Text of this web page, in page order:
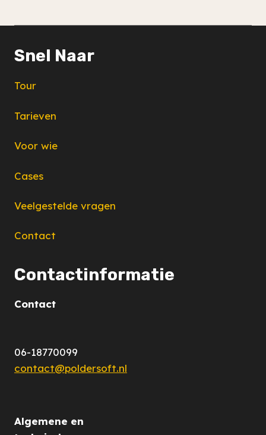
Snel Naar
Tour
Tarieven
Voor wie
Cases
Veelgestelde vragen
Contact
Contactinformatie
Contact
06-18770099
contact@poldersoft.nl
Algemene en